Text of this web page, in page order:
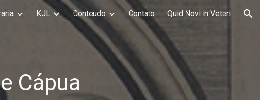
to navigation
KJL Conteudo Contato Quid Novi in Veteri
Cápua